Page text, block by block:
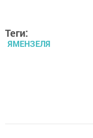
Теги:
ЯМЕНЗЕЛЯ